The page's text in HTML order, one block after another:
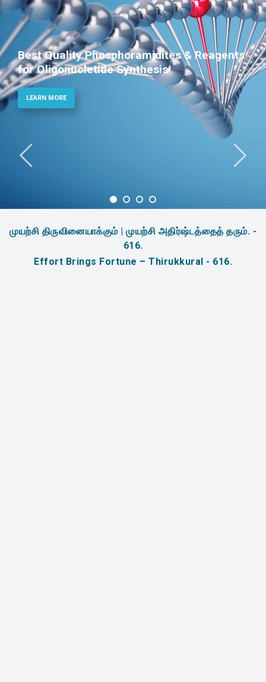
Best Quality Phosphoramidites & Reagents
for Oligonucletide Synthesis
LEARN MORE
முயற்சி திருவினையாக்கும் | முயற்சி அதிர்ஷ்டத்தைத் தரும். -
616.
Effort Brings Fortune – Thirukkural - 616.